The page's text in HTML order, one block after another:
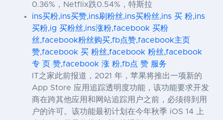
0.36%，Netflix跌0.54%，特斯拉
ins买粉,ins买赞,ins刷粉丝,ins买粉丝,ins 买 粉,ins
买粉,ig 买粉丝,ins涨粉,facebook 买粉
丝,facebook粉丝购买,fb点赞,facebook主页
赞,facebook 买 粉丝,facebook 粉丝,facebook
专 页 赞,facebook 涨 粉,fb点 赞 服务
IT之家此前报道，2021 年，苹果将推出一项新的
App Store 应用追踪透明度功能，该功能要求开发
商在跨其他应用和网站追踪用户之前，必须得到用
户的许可。该功能最初计划在今年秋季 iOS 14 上